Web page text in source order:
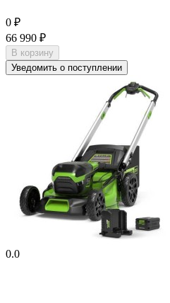
0 ₽
66 990 ₽
В корзину
Уведомить о поступлении
0.0